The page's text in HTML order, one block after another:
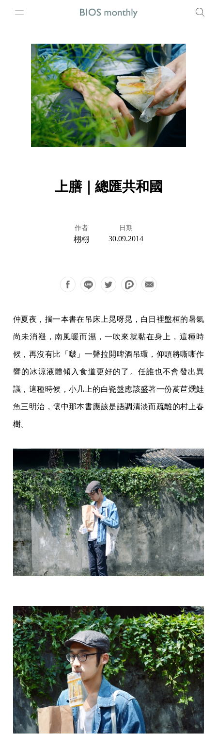
上膳｜總匯共和國
作者
栩栩
日期
30.09.2014
仲夏夜，揣一本書在吊床上晃呀晃，白日裡盤桓的暑氣
尚未消褪，南風暖而濕，一吹來就黏在身上，這種時
候，再沒有比「啵」一聲拉開啤酒吊環，仰頭將嘶嘶作
響的冰涼液體傾入食道更好的了。任誰也不會發出異
議，這種時候，小几上的白瓷盤應該盛著一份萵苣燻鮭
魚三明治，懷中那本書應該是語調清淡而疏離的村上春
樹。